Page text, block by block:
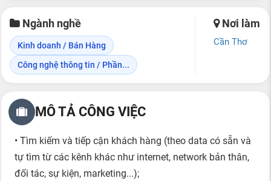
Ngành nghề
Kinh doanh / Bán Hàng
Công nghệ thông tin / Phần...
Nơi làm
Cần Thơ
MÔ TẢ CÔNG VIỆC
• Tìm kiếm và tiếp cận khách hàng (theo data có sẵn và
tự tìm từ các kênh khác như internet, network bản thân,
đối tác, sự kiện, marketing...);